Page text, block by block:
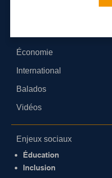
Économie
International
Balados
Vidéos
Enjeux sociaux
Éducation
Inclusion